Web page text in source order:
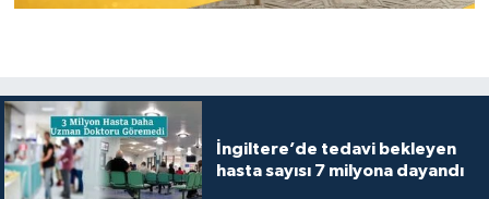
İngiltere’de tedavi bekleyen
hasta sayısı 7 milyona dayandı